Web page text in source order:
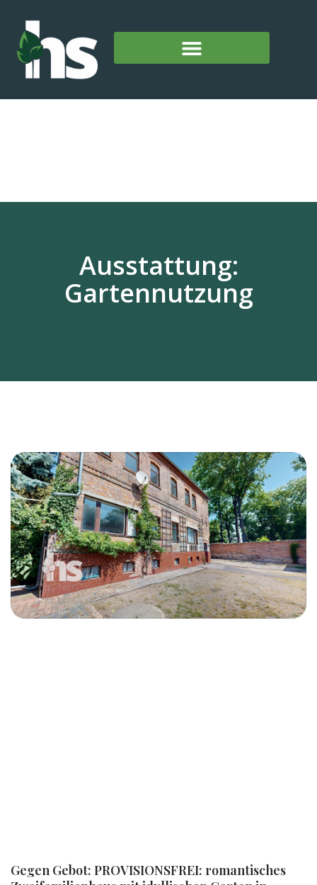
Ausstattung:
Gartennutzung
Gegen Gebot: PROVISIONSFREI: romantisches